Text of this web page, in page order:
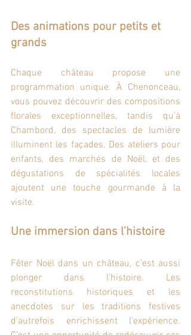
Des animations pour petits et
grands
Chaque château propose une
programmation unique. À Chenonceau,
vous pouvez découvrir des compositions
florales exceptionnelles, tandis qu’à
Chambord, des spectacles de lumière
illuminent les façades. Des ateliers pour
enfants, des marchés de Noël, et des
dégustations de spécialités locales
ajoutent une touche gourmande à la
visite.
Une immersion dans l’histoire
Fêter Noël dans un château, c’est aussi
plonger dans l’histoire. Les
reconstitutions historiques et les
anecdotes sur les traditions festives
d’autrefois enrichissent l’expérience.